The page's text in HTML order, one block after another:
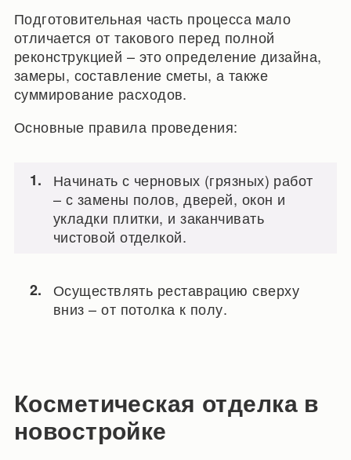
Подготовительная часть процесса мало
отличается от такового перед полной
реконструкцией – это определение дизайна,
замеры, составление сметы, а также
суммирование расходов.
Основные правила проведения:
Начинать с черновых (грязных) работ
– с замены полов, дверей, окон и
укладки плитки, и заканчивать
чистовой отделкой.
Осуществлять реставрацию сверху
вниз – от потолка к полу.
Косметическая отделка в
новостройке